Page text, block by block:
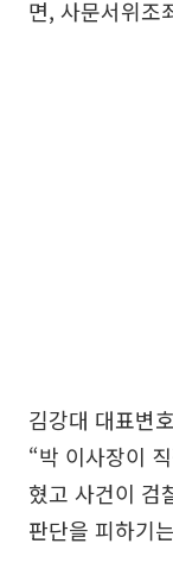
면, 사문서위조
김강대 대표변
“박 이사장이
혔고 사건이 검
판단을 피하기